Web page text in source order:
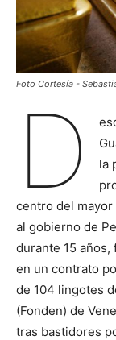
Foto Cortesía -
D
la
centro del
al gobierno de
durante 15
en un contrato
de 104 lingotes
(Fonden) de
tras bastidores